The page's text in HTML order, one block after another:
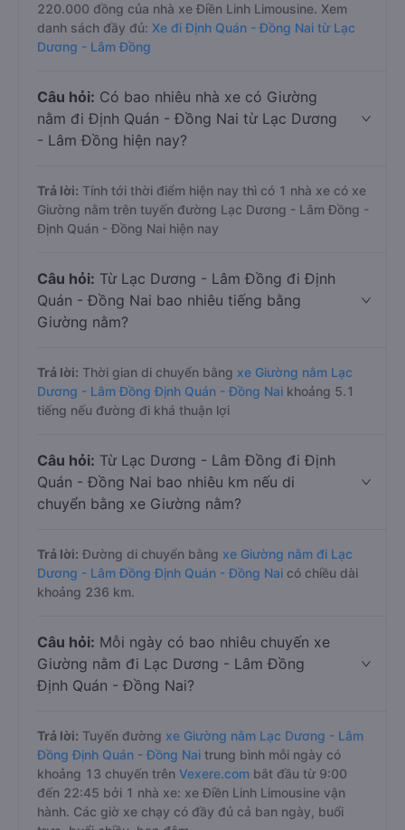
220.000 đồng của nhà xe Điền Linh Limousine. Xem
danh sách đầy đủ: Xe đi Định Quán - Đồng Nai từ Lạc
Dương - Lâm Đồng
Câu hỏi: Có bao nhiêu nhà xe có Giường
nằm đi Định Quán - Đồng Nai từ Lạc Dương
- Lâm Đồng hiện nay?
Trả lời: Tính tới thời điểm hiện nay thì có 1 nhà xe có xe
Giường nằm trên tuyến đường Lạc Dương - Lâm Đồng -
Định Quán - Đồng Nai hiện nay
Câu hỏi: Từ Lạc Dương - Lâm Đồng đi Định
Quán - Đồng Nai bao nhiêu tiếng bằng
Giường nằm?
Trả lời: Thời gian di chuyển bằng xe Giường nằm Lạc
Dương - Lâm Đồng Định Quán - Đồng Nai khoảng 5.1
tiếng nếu đường đi khá thuận lợi
Câu hỏi: Từ Lạc Dương - Lâm Đồng đi Định
Quán - Đồng Nai bao nhiêu km nếu di
chuyển bằng xe Giường nằm?
Trả lời: Đường di chuyển bằng xe Giường nằm đi Lạc
Dương - Lâm Đồng Định Quán - Đồng Nai có chiều dài
khoảng 236 km.
Câu hỏi: Mỗi ngày có bao nhiêu chuyến xe
Giường nằm đi Lạc Dương - Lâm Đồng
Định Quán - Đồng Nai?
Trả lời: Tuyến đường xe Giường nằm Lạc Dương - Lâm
Đồng Định Quán - Đồng Nai trung bình mỗi ngày có
khoảng 13 chuyến trên Vexere.com bắt đầu từ 9:00
đến 22:45 bởi 1 nhà xe: xe Điền Linh Limousine vận
hành. Các giờ xe chạy có đầy đủ cả ban ngày, buổi